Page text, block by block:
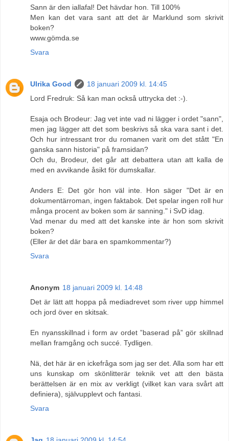
Sann är den iallafal! Det hävdar hon. Till 100%
Men kan det vara sant att det är Marklund som skrivit
boken?
www.gömda.se
Svara
Ulrika Good
18 januari 2009 kl. 14:45
Lord Fredruk: Så kan man också uttrycka det :-).
Esaja och Brodeur: Jag vet inte vad ni lägger i ordet "sann",
men jag lägger att det som beskrivs så ska vara sant i det.
Och hur intressant tror du romanen varit om det stått "En
ganska sann historia" på framsidan?
Och du, Brodeur, det går att debattera utan att kalla de
med en avvikande åsikt för dumskallar.
Anders E: Det gör hon väl inte. Hon säger "Det är en
dokumentärroman, ingen faktabok. Det spelar ingen roll hur
många procent av boken som är sanning." i SvD idag.
Vad menar du med att det kanske inte är hon som skrivit
boken?
(Eller är det där bara en spamkommentar?)
Svara
Anonym 18 januari 2009 kl. 14:48
Det är lätt att hoppa på mediadrevet som river upp himmel
och jord över en skitsak.
En nyansskillnad i form av ordet ”baserad på” gör skillnad
mellan framgång och succé. Tydligen.
Nä, det här är en ickefråga som jag ser det. Alla som har ett
uns kunskap om skönlitterär teknik vet att den bästa
berättelsen är en mix av verkligt (vilket kan vara svårt att
definiera), självupplevt och fantasi.
Svara